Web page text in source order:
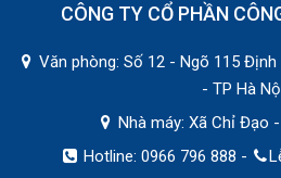
CÔNG TY CỔ PHẦN
Văn phòng: Số 12 - Ngõ 115
- TP Hà
Nhà máy: Xã Chỉ Đạo
Hotline: 0966 796 888 -